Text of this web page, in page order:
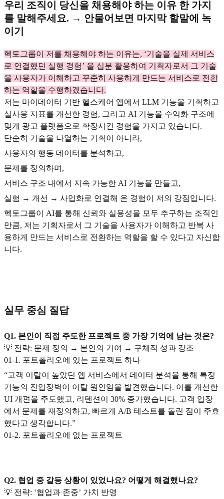
우리 조직이 당신을 채용해야 하는 이유 한 가지
를 말해주세요. → 안물어보면 마지막 할말에 녹
이기
헥토그룹이 저를 채용해야 하는 이유는, ‘기술을 실제 서비스
로 연결했던 실행 경험’ 을 십분 활용하여 기획자로서 그 기술
을 사용자가 이해하고 꾸준히 사용하게 만드는 서비스로 전환
하는 역할을 수행하겠습니다.
저는 마이데이터 기반 헬스케어 앱에서 LLM 기능을 기획하고
실사용 지표를 개선한 경험, 그리고 AI 기능을 수익화 구조에
맞게 광고 플랫폼으로 확장시킨 경험을 가지고 있습니다.
단순히 기술을 나열하는 기획이 아니라,
사용자의 행동 데이터를 분석하고,
문제를 정의하며,
서비스 구조 내에서 지속 가능한 AI 기능을 만들고,
실험 → 개선 → 사업화로 연결해 온 경험이 저의 강점입니다.
헥토그룹이 AI를 통해 신뢰와 실용성을 모두 추구하는 조직인
만큼, 저는 기획자로서 그 기술을 사용자가 이해하고 반복 사
용하게 만드는 서비스로 전환하는 역할을 할 수 있다고 자신합
니다.
실무 중심 질답
Q1. 본인이 직접 주도한 프로젝트 중 가장 기억에 남는 것은?
💡 전략: 문제 정의 → 본인의 기여 → 구체적 성과 강조
01-1. 포트폴리오에 있는 프로젝트 하나
“고객 이탈이 높았던 앱 서비스에서 데이터 분석을 통해 특정
기능의 진입장벽이 이탈 원인임을 발견했습니다. 이를 개선한
UI 개편을 주도했고, 리텐션이 30% 증가했습니다. 고객 입장
에서 문제를 재정의하고, 빠르게 A/B 테스트를 돌린 점이 주효
했다고 생각합니다.”
01-2. 포트폴리오에 없는 프로젝트
Q2. 협업 중 갈등 상황이 있었나요? 어떻게 해결했나요?
💡 전략: ‘협업과 존중’ 가치 반영